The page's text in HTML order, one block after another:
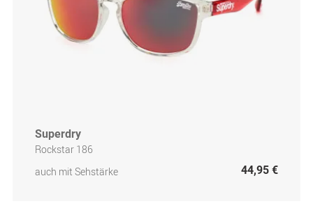
Superdry
Rockstar 186
auch mit Sehstärke
44,95 €